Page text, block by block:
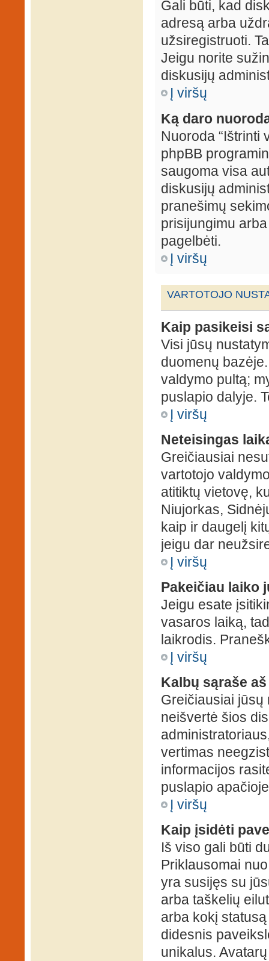
Gali būti, kad
adresą arba
užsiregistruoti.
Jeigu norite
diskusijų
Į viršų
Ką daro
Nuoroda “Ištrinti
phpBB
saugoma visa
diskusijų
pranešimų
prisijungimu
pagelbėti.
Į viršų
VARTOTOJO
Kaip pasikeisi
Visi jūsų
duomenų
valdymo pultą;
puslapio dalyje.
Į viršų
Neteisingas
Greičiausiai
vartotojo
atitiktų vietovę,
Niujorkas,
kaip ir daugelį
jeigu dar
Į viršų
Pakeičiau laiko
Jeigu esate
vasaros laiką,
laikrodis.
Į viršų
Kalbų sąraše
Greičiausiai jūsų
neišvertė šios
vertimas
informacijos
puslapio
Į viršų
Kaip įsidėti
Iš viso gali būti
Priklausomai
yra susijęs su
arba taškelių
arba kokį
didesnis
unikalus.